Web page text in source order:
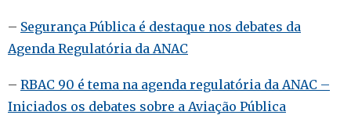
– Segurança Pública é destaque nos debates da
Agenda Regulatória da ANAC
– RBAC 90 é tema na agenda regulatória da ANAC –
Iniciados os debates sobre a Aviação Pública